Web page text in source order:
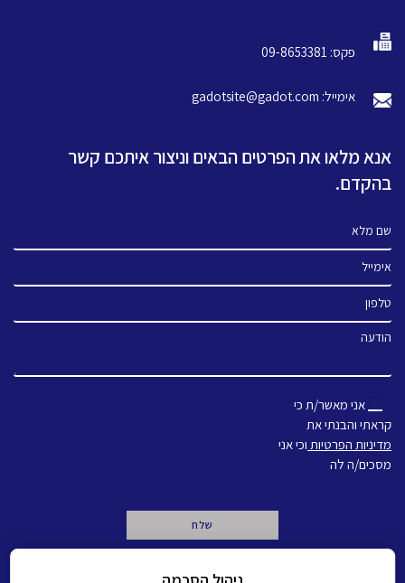
פקס: 09-8653381
אימייל: gadotsite@gadot.com
אנא מלאו את הפרטים הבאים וניצור איתכם קשר
בהקדם.
שם מלא
אימייל
טלפון
הודעה
אני מאשר/ת כי
קראתי והבנתי את
מדיניות הפרטיות וכי אני
מסכים/ה לה